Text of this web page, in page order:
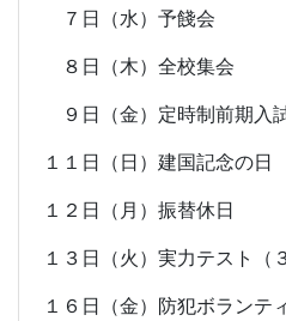
７日（水）予餞会
８日（木）全校集会
９日（金）定時制前期入
１１日（日）建国記念の日
１２日（月）振替休日
１３日（火）実力テスト（
１６日（金）防犯ボランテ